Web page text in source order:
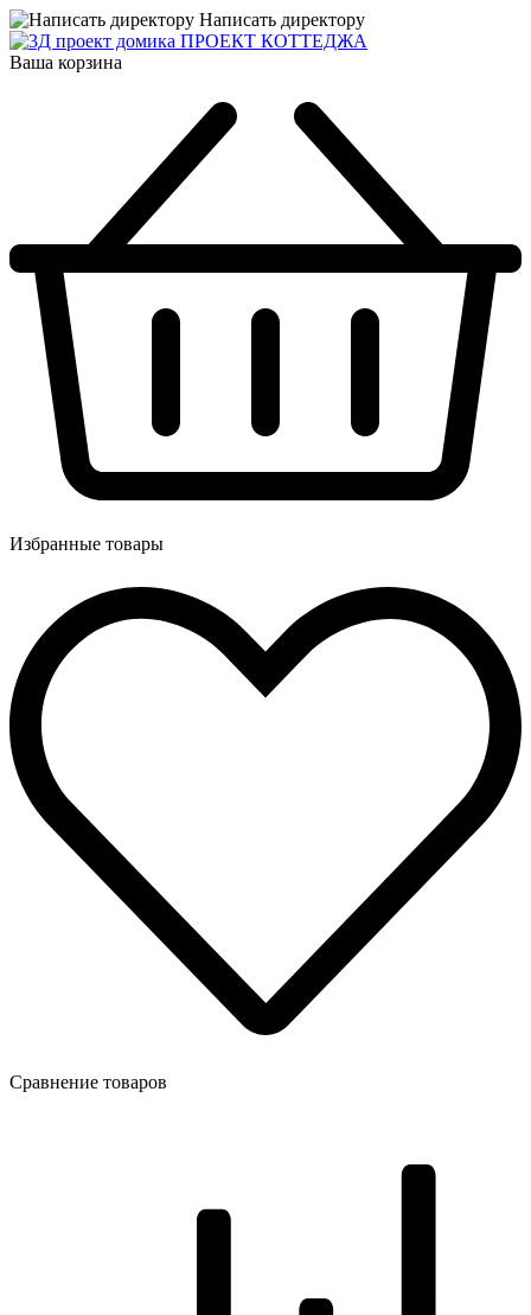
Написать директору
ПРОЕКТ КОТТЕДЖА
Ваша корзина
Избранные товары
Сравнение товаров